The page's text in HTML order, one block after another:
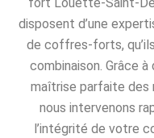
disposent d’une
de coffres-forts,
combinaison. Grâce
maîtrise parfaite des
nous intervenons
l’intégrité de votre